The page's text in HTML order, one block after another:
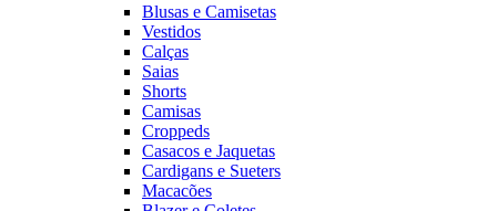
Blusas e Camisetas
Vestidos
Calças
Saias
Shorts
Camisas
Croppeds
Casacos e Jaquetas
Cardigans e Sueters
Macacões